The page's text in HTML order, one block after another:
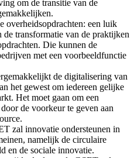
om de transitie van de
overheidsopdrachten: een luik
transformatie van de praktijken
Die kunnen de
met een voorbeeldfunctie
de digitalisering van
het gewest om iedereen gelijke
Het moet gaan om een
de voorkeur te geven aan
zal innovatie ondersteunen in
namelijk de circulaire
en de sociale innovatie.